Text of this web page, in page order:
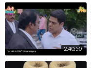
2:40:50